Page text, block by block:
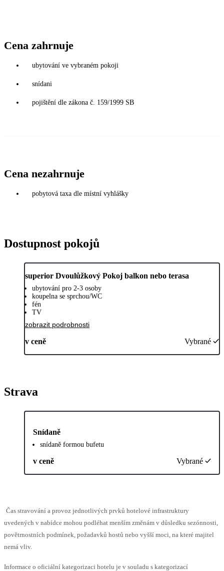
Cena zahrnuje
ubytování ve vybraném pokoji
snídani
pojištění dle zákona č. 159/1999 SB
Cena nezahrnuje
pobytová taxa dle místní vyhlášky
Dostupnost pokojů
superior Dvoulůžkový Pokoj balkon nebo terasa
ubytování pro 2-3 osoby
koupelna se sprchou/WC
fén
TV
zobrazit podrobnosti
v ceně Vybrané
Strava
Snídaně
snídaně formou bufetu
v ceně Vybrané
Čas stravování a provoz jednotlivých prvků hotelové infrastruktury
uvedených v nabídce mohou podléhat menším změnám v důsledku sezónnosti,
povětrnostních podmínek, požadavků hostů nebo vyšší moci, na které majitel
nemá vliv.
Informace o oficiální kategorizaci hotelu je v souladu s kategorizací